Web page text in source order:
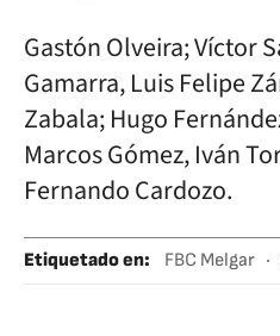
Gastón Olveira; Víctor
Gamarra, Luis Felipe
Zabala; Hugo
Marcos Gómez, Iván
Fernando Cardozo.
Etiquetado en: FBC Melgar